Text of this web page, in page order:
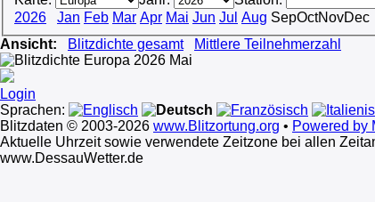
2026
Jan Feb Mar Apr Mai Jun Jul Aug SepOctNovDec
Ansicht:
Blitzdichte gesamt Mittlere Teilnehmerzahl
Login
Sprachen:
Blitzdaten © 2003-2026 www.Blitzortung.org • Powered by
Aktuelle Uhrzeit sowie verwendete Zeitzone bei allen
www.DessauWetter.de